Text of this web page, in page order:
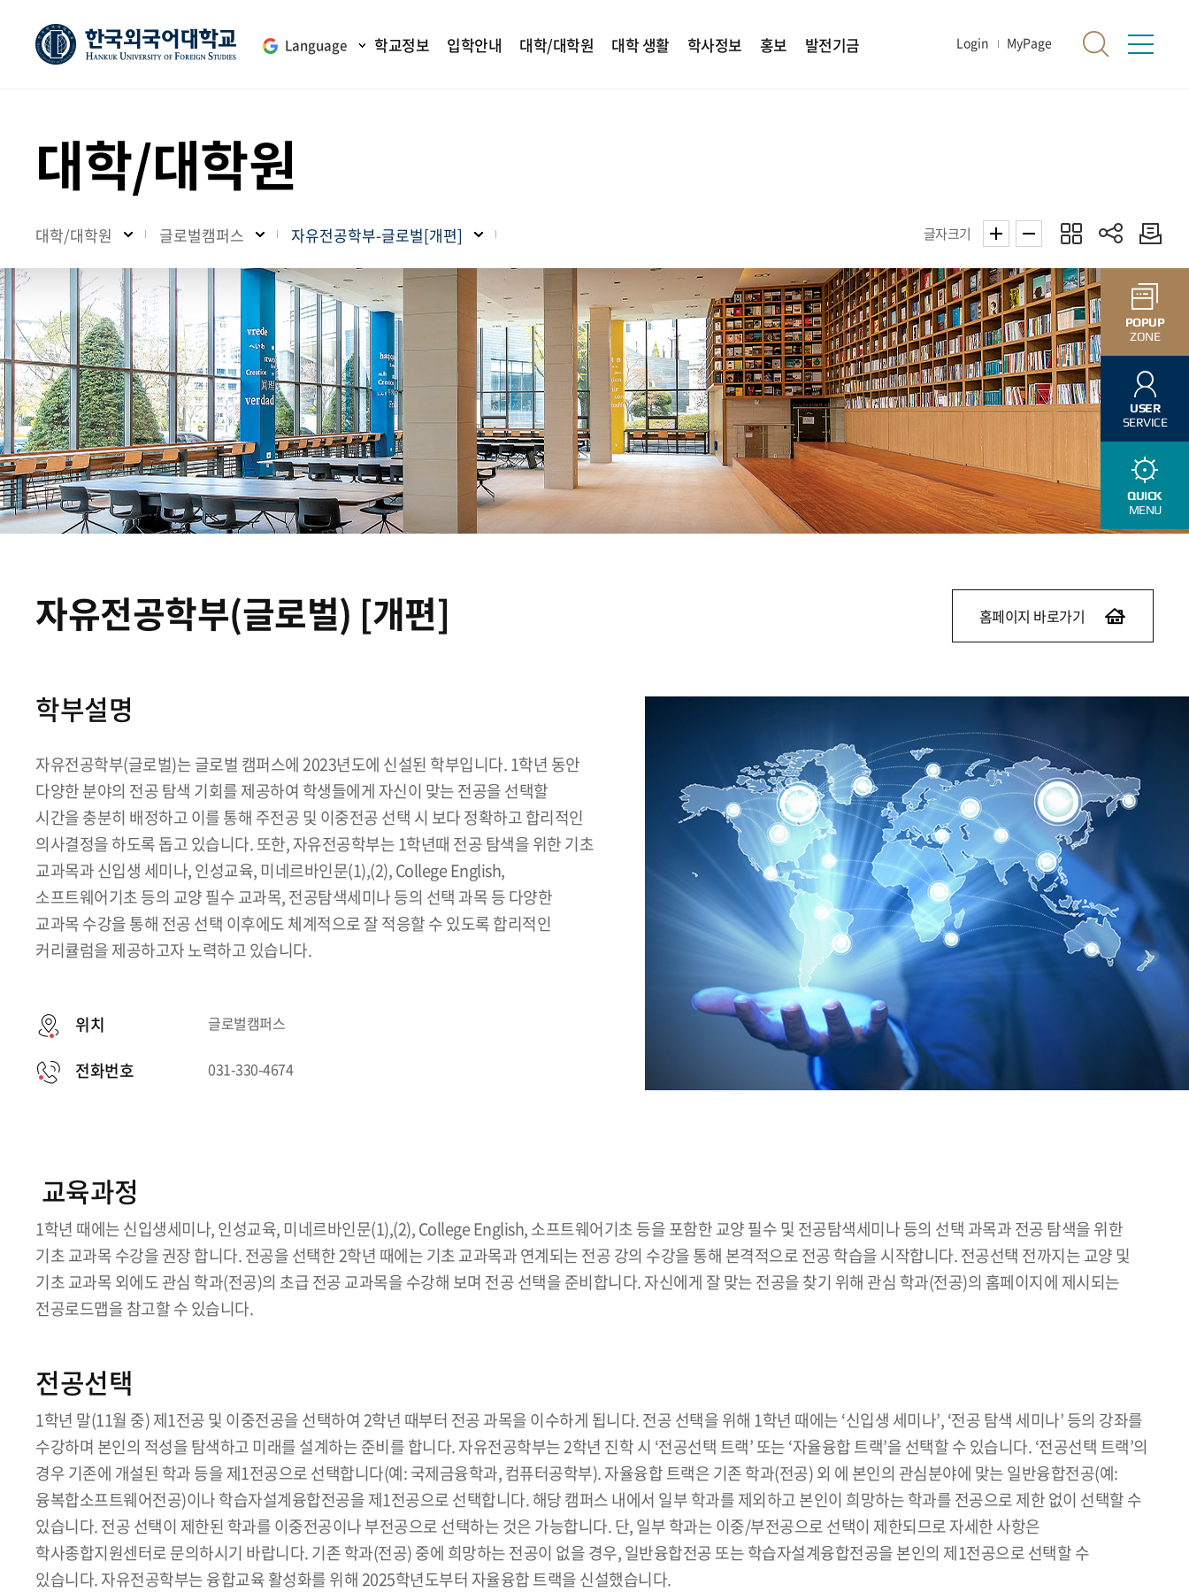
Language 학교정보 입학안내 대학/대학원 대학 생활 학사정보 홍보 발전기금 Login MyPage
대학/대학원
대학/대학원 글로벌캠퍼스 자유전공학부-글로벌[개편] 글자크기
자유전공학부(글로벌) [개편] 홈페이지 바로가기
학부설명
자유전공학부(글로벌)는 글로벌 캠퍼스에 2023년도에 신설된 학부입니다. 1학년 동안
다양한 분야의 전공 탐색 기회를 제공하여 학생들에게 자신이 맞는 전공을 선택할
시간을 충분히 배정하고 이를 통해 주전공 및 이중전공 선택 시 보다 정확하고 합리적인
의사결정을 하도록 돕고 있습니다. 또한, 자유전공학부는 1학년때 전공 탐색을 위한 기초
교과목과 신입생 세미나, 인성교육, 미네르바인문(1),(2), College English,
소프트웨어기초 등의 교양 필수 교과목, 전공탐색세미나 등의 선택 과목 등 다양한
교과목 수강을 통해 전공 선택 이후에도 체계적으로 잘 적응할 수 있도록 합리적인
커리큘럼을 제공하고자 노력하고 있습니다.
위치 글로벌캠퍼스
전화번호 031-330-4674
교육과정
1학년 때에는 신입생세미나, 인성교육, 미네르바인문(1),(2), College English, 소프트웨어기초 등을 포함한 교양 필수 및 전공탐색세미나 등의 선택 과목과 전공 탐색을 위한
기초 교과목 수강을 권장 합니다. 전공을 선택한 2학년 때에는 기초 교과목과 연계되는 전공 강의 수강을 통해 본격적으로 전공 학습을 시작합니다. 전공선택 전까지는 교양 및
기초 교과목 외에도 관심 학과(전공)의 초급 전공 교과목을 수강해 보며 전공 선택을 준비합니다. 자신에게 잘 맞는 전공을 찾기 위해 관심 학과(전공)의 홈페이지에 제시되는
전공로드맵을 참고할 수 있습니다.
전공선택
1학년 말(11월 중) 제1전공 및 이중전공을 선택하여 2학년 때부터 전공 과목을 이수하게 됩니다. 전공 선택을 위해 1학년 때에는 ‘신입생 세미나’, ‘전공 탐색 세미나’ 등의 강좌를
수강하며 본인의 적성을 탐색하고 미래를 설계하는 준비를 합니다. 자유전공학부는 2학년 진학 시 ‘전공선택 트랙’ 또는 ‘자율융합 트랙’을 선택할 수 있습니다. ‘전공선택 트랙’의
경우 기존에 개설된 학과 등을 제1전공으로 선택합니다(예: 국제금융학과, 컴퓨터공학부). 자율융합 트랙은 기존 학과(전공) 외 에 본인의 관심분야에 맞는 일반융합전공(예:
융복합소프트웨어전공)이나 학습자설계융합전공을 제1전공으로 선택합니다. 해당 캠퍼스 내에서 일부 학과를 제외하고 본인이 희망하는 학과를 전공으로 제한 없이 선택할 수
있습니다. 전공 선택이 제한된 학과를 이중전공이나 부전공으로 선택하는 것은 가능합니다. 단, 일부 학과는 이중/부전공으로 선택이 제한되므로 자세한 사항은
학사종합지원센터로 문의하시기 바랍니다. 기존 학과(전공) 중에 희망하는 전공이 없을 경우, 일반융합전공 또는 학습자설계융합전공을 본인의 제1전공으로 선택할 수
있습니다. 자유전공학부는 융합교육 활성화를 위해 2025학년도부터 자율융합 트랙을 신설했습니다.
POPUP
ZONE
USER
SERVICE
QUICK
MENU